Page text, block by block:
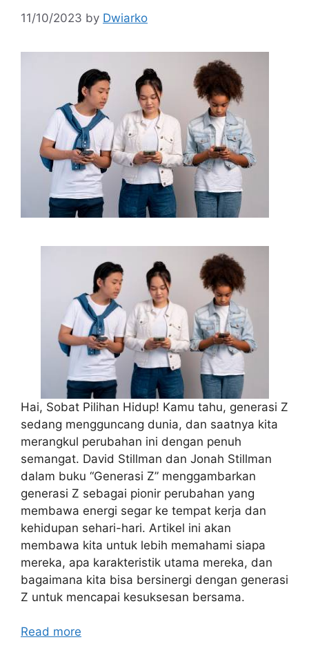
11/10/2023 by Dwiarko
Hai, Sobat Pilihan Hidup! Kamu tahu, generasi Z
sedang mengguncang dunia, dan saatnya kita
merangkul perubahan ini dengan penuh
semangat. David Stillman dan Jonah Stillman
dalam buku “Generasi Z” menggambarkan
generasi Z sebagai pionir perubahan yang
membawa energi segar ke tempat kerja dan
kehidupan sehari-hari. Artikel ini akan
membawa kita untuk lebih memahami siapa
mereka, apa karakteristik utama mereka, dan
bagaimana kita bisa bersinergi dengan generasi
Z untuk mencapai kesuksesan bersama.
Read more